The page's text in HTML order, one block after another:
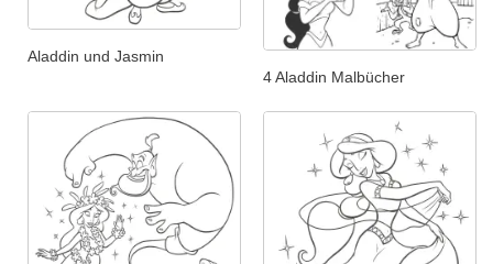
Aladdin und Jasmin
4 Aladdin Malbücher